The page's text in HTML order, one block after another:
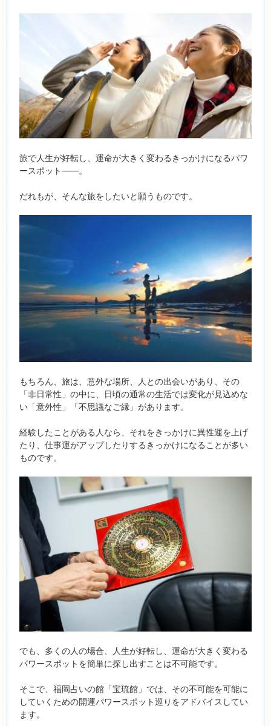
旅で人生が好転し、運命が大きく変わるきっかけになるパワ
ースポット――。
だれもが、そんな旅をしたいと願うものです。
もちろん、旅は、意外な場所、人との出会いがあり、その
「非日常性」の中に、日頃の通常の生活では変化が見込めな
い「意外性」「不思議なご縁」があります。
経験したことがある人なら、それをきっかけに異性運を上げ
たり、仕事運がアップしたりするきっかけになることが多い
ものです。
でも、多くの人の場合、人生が好転し、運命が大きく変わる
パワースポットを簡単に探し出すことは不可能です。
そこで、福岡占いの館「宝琉館」では、その不可能を可能に
していくための開運パワースポット巡りをアドバイスしてい
ます。